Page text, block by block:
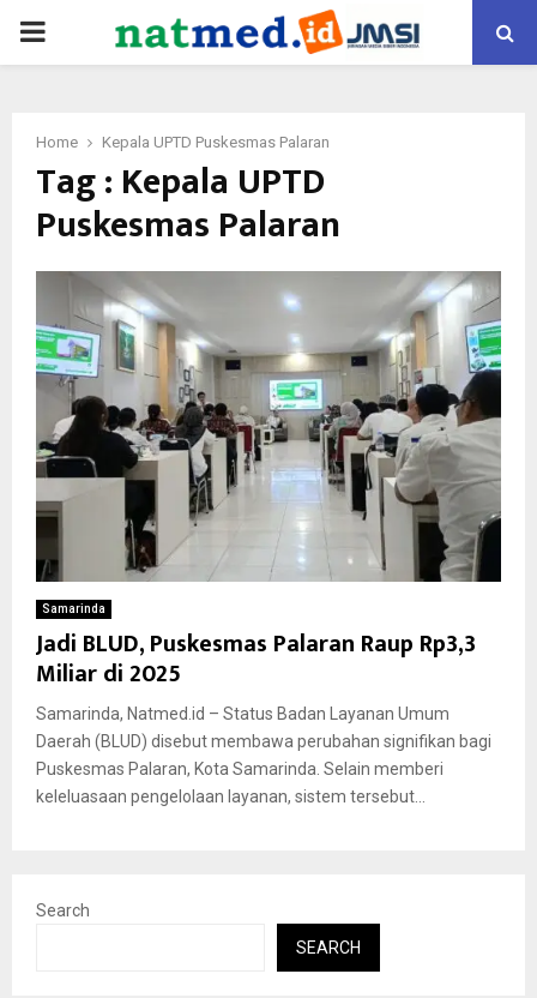
PRIMARY
Home Kepala UPTD Puskesmas Palaran
Tag : Kepala UPTD
Puskesmas Palaran
Samarinda
Jadi BLUD, Puskesmas Palaran Raup Rp3,3
Miliar di 2025
Samarinda, Natmed.id – Status Badan Layanan Umum
Daerah (BLUD) disebut membawa perubahan signifikan bagi
Puskesmas Palaran, Kota Samarinda. Selain memberi
keleluasaan pengelolaan layanan, sistem tersebut...
Search
SEARCH